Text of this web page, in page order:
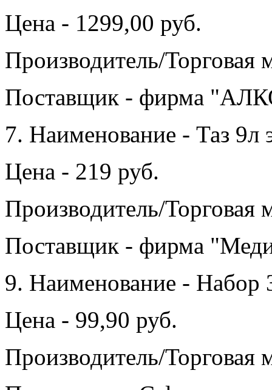
Цена - 1299,00 руб.
Производитель/Торговая
Поставщик - фирма
7. Наименование - Таз 9л
Цена - 219 руб.
Производитель/
Поставщик - фирма
9. Наименование - Набор
Цена - 99,90 руб.
Производитель/Торговая